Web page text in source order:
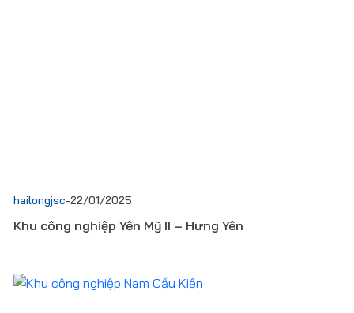
hailongjsc-22/01/2025
Khu công nghiệp Yên Mỹ II – Hưng Yên